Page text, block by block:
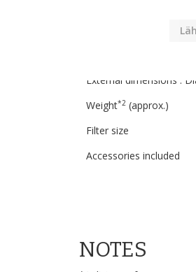
Minimum focus
External dimensions :
Weight*2 (approx.)
Filter size
Accessories included
NOTES